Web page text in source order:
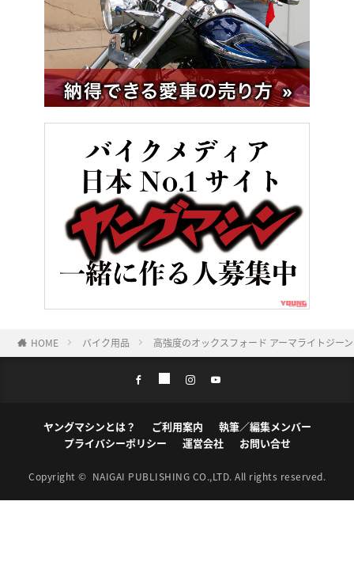
HOME バイク用品 高強度のオックスフォード アーマライトジー
ヤングマシンとは？ ご利用案内
執筆／編集メンバー
プライバシーポリシー
運営会社 お問い合せ
Copyright © NAIGAI PUBLISHING CO.,LTD. All rights reserved.